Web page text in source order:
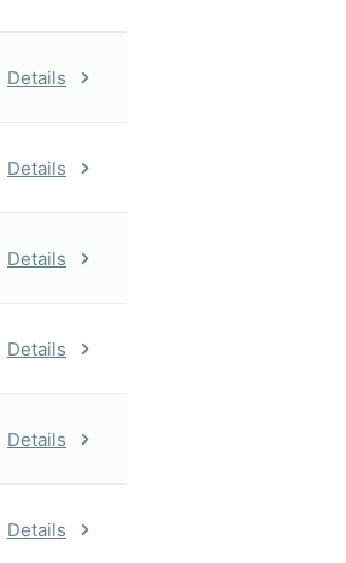
Details
Details
Details
Details
Details
Details